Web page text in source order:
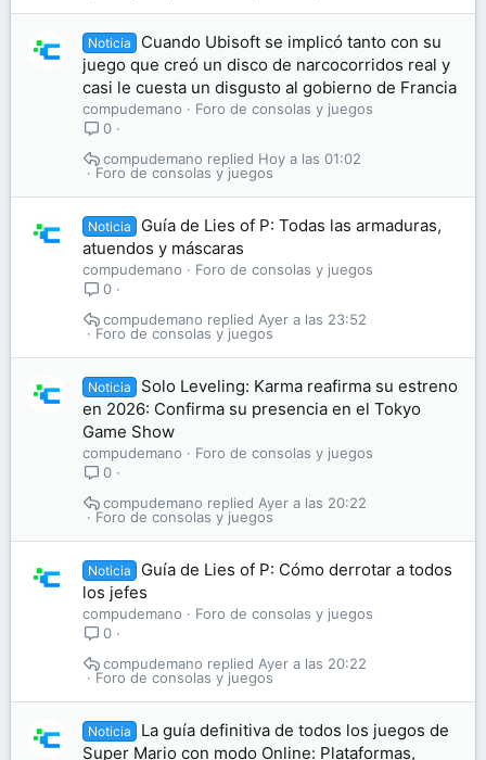
Noticia
Cuando Ubisoft se implicó tanto con su
juego que creó un disco de narcocorridos real y
casi le cuesta un disgusto al gobierno de Francia
compudemano
Foro de consolas y juegos
0
Foro de consolas y juegos
Hoy a las 01:02
compudemano
Noticia
Guía de Lies of P: Todas las armaduras,
atuendos y máscaras
compudemano
Foro de consolas y juegos
0
Foro de consolas y juegos
Ayer a las 23:52
compudemano
Noticia
Solo Leveling: Karma reafirma su estreno
en 2026: Confirma su presencia en el Tokyo
Game Show
compudemano
Foro de consolas y juegos
0
Foro de consolas y juegos
Ayer a las 20:22
compudemano
Noticia
Guía de Lies of P: Cómo derrotar a todos
los jefes
compudemano
Foro de consolas y juegos
0
Foro de consolas y juegos
Ayer a las 20:22
compudemano
Noticia
La guía definitiva de todos los juegos de
Super Mario con modo Online: Plataformas,